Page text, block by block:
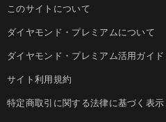
このサイトについて
ダイヤモンド・プレミアムについて
ダイヤモンド・プレミアム活用ガイド
サイト利用規約
特定商取引に関する法律に基づく表示